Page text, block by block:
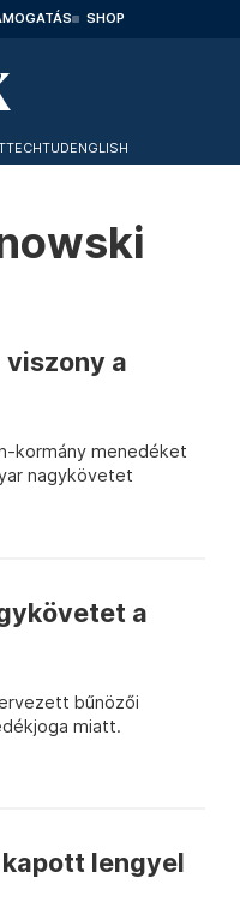
SHOP
TECHTUDENGLISH
a
kormány menedéket
nagykövetet
a
bűnözői
miatt.
lengyel